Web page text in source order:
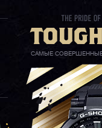
САМЫЕ СОВЕРШЕННЫЕ